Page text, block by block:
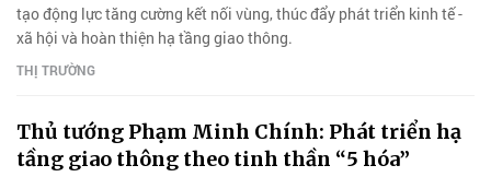
tạo động lực tăng cường kết nối vùng, thúc đẩy phát triển kinh tế -
xã hội và hoàn thiện hạ tầng giao thông.
THỊ TRƯỜNG
Thủ tướng Phạm Minh Chính: Phát triển hạ
tầng giao thông theo tinh thần “5 hóa”